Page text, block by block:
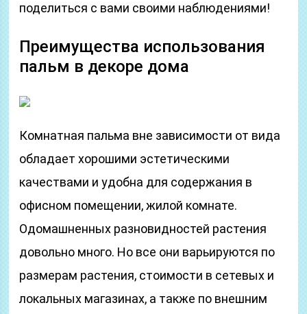
поделиться с вами своими наблюдениями!
Преимущества использования
пальм в декоре дома
Комнатная пальма вне зависимости от вида
обладает хорошими эстетическими
качествами и удобна для содержания в
офисном помещении, жилой комнате.
Одомашненных разновидностей растения
довольно много. Но все они варьируются по
размерам растения, стоимости в сетевых и
локальных магазинах, а также по внешним